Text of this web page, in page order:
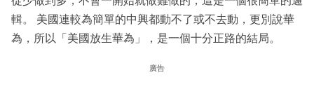
輯。 美國連較為簡單的中興都動不了或不去動，更別說華
為，所以「美國放生華為」，是一個十分正路的結局。
廣告